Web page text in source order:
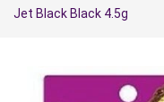
Jet Black Black 4.5g